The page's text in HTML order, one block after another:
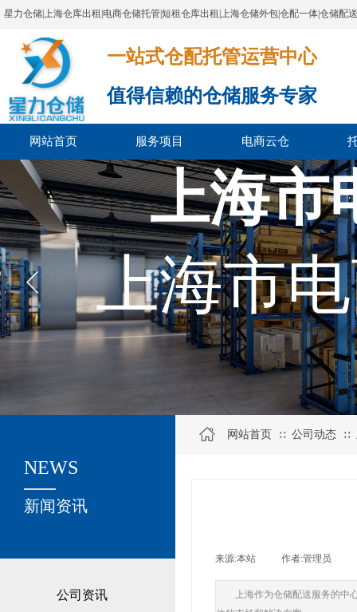
星力仓储|上海仓库出租|电商仓储托管|短租仓库出租|上海仓储外包|仓配一体|仓储配
一站式仓配托管运营中心​​​​​​​​​​​​​​​​​
值得信赖的仓储服务专家
网站首页 服务项目 电商云仓
上海市
上海市
公司资讯
关于我们
新闻资讯
NEWS
网站首页 ∷ 公司动态 ∷
来源:本站 作者:管理员
上海作为仓储配送服务的